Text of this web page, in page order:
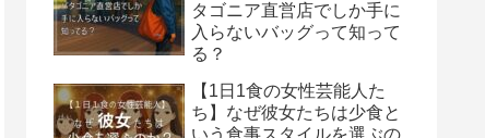
タゴニア直営店でしか手に
入らないバッグって知って
る？
【1日1食の女性芸能人た
ち】なぜ彼女たちは少食と